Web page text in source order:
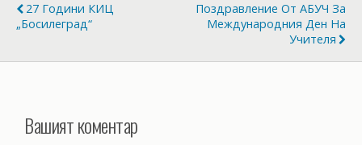
27 Години КИЦ
„Босилеград“
Поздравление От АБУЧ За
Международния Ден На
Учителя
Вашият коментар